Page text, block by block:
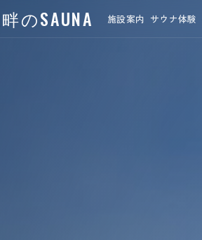
のSAUNA 施設案内 サウナ体験